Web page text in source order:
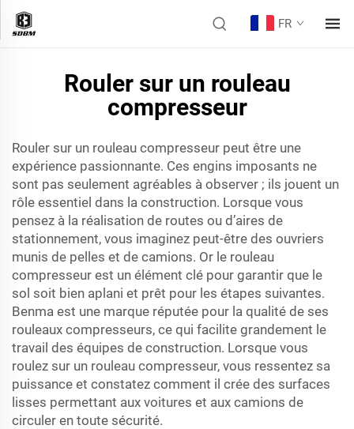
FR
Rouler sur un rouleau
compresseur
Rouler sur un rouleau compresseur peut être une
expérience passionnante. Ces engins imposants ne
sont pas seulement agréables à observer ; ils jouent un
rôle essentiel dans la construction. Lorsque vous
pensez à la réalisation de routes ou d’aires de
stationnement, vous imaginez peut-être des ouvriers
munis de pelles et de camions. Or le rouleau
compresseur est un élément clé pour garantir que le
sol soit bien aplani et prêt pour les étapes suivantes.
Benma est une marque réputée pour la qualité de ses
rouleaux compresseurs, ce qui facilite grandement le
travail des équipes de construction. Lorsque vous
roulez sur un rouleau compresseur, vous ressentez sa
puissance et constatez comment il crée des surfaces
lisses permettant aux voitures et aux camions de
circuler en toute sécurité.